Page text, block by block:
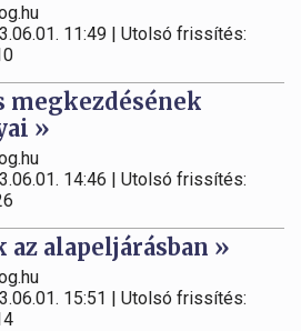
11:49 | Utolsó frissítés:
megkezdésének
»
14:46 | Utolsó frissítés:
az alapeljárásban »
15:51 | Utolsó frissítés: